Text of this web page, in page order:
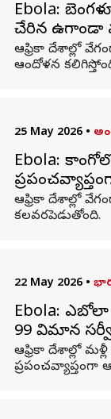
Ebola:
చేరిన
ఆఫ్రికా దేశాల్లో
ఆందోళన
25 May 2026 •
Ebola:
ఆఫ్రికా దేశాల్లో
కలవరపెడుతోంది.
22 May 2026 •
Ebola: ఎబోలా
99 విమాన
ఆఫ్రికా దేశాల్లో
ప్రపంచవ్యాప్తంగా